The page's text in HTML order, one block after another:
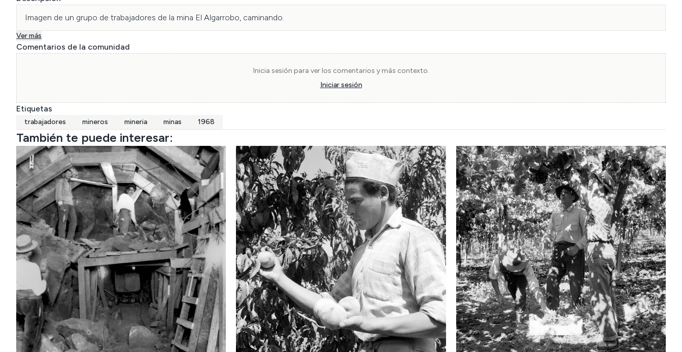
Ver más
Comentarios de la comunidad
Inicia sesión para ver los comentarios y más contexto.
Iniciar sesión
Etiquetas
trabajadores mineros mineria minas 1968
También te puede interesar: